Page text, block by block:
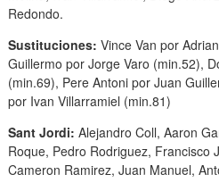
Redondo.
Sustituciones: Vince Van por
Guillermo por Jorge Varo (min.52),
(min.69), Pere Antoni por Juan
por Ivan Villarramiel (min.81)
Sant Jordi: Alejandro Coll, Aaron
Roque, Pedro Rodriguez, Francisco
Cameron Ramirez, Juan Manuel,